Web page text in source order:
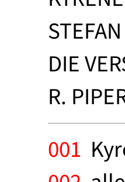
DIE
R.
001